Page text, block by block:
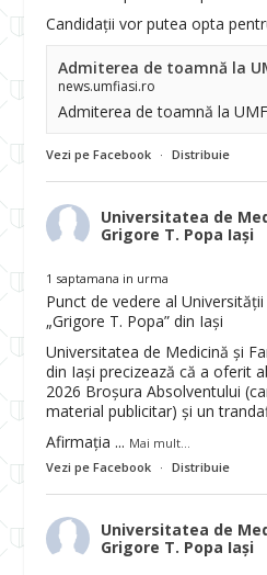
Candidații vor putea opta
Admiterea de toamnă la
news.umfiasi.ro
Admiterea de toamnă la
Vezi pe Facebook · Distribuie
Universitatea de
Grigore T. Popa Iași
1 saptamana in urma
Punct de vedere al
„Grigore T. Popa” din Iași
Universitatea de Medicină și
din Iași precizează că a oferit
2026 Broșura Absolventului
material publicitar) și un
Afirmația ... Mai mult...
Vezi pe Facebook · Distribuie
Universitatea de
Grigore T. Popa Iași